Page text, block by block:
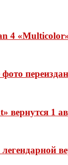
4
вернутся 1